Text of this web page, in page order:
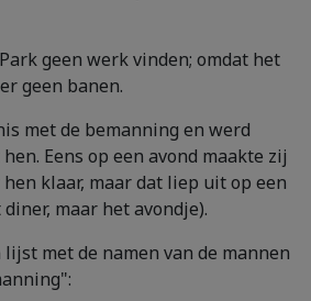
geen werk vinden; omdat het
geen banen.
met de bemanning en werd
Eens op een avond maakte zij
klaar, maar dat liep uit op een
maar het avondje).
met de namen van de mannen